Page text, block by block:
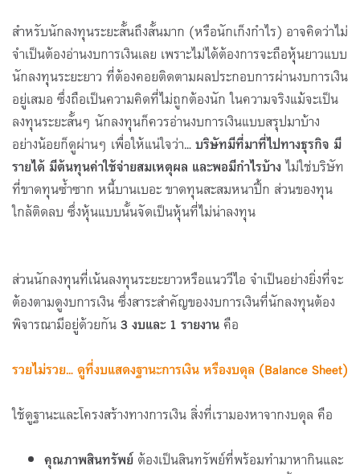
สำหรับนักลงทุนระยะสั้นถึงสั้นมาก (หรือนักเก็งกำไร) อาจคิดว่าไม่
จำเป็นต้องอ่านงบการเงินเลย เพราะไม่ได้ต้องการจะถือหุ้นยาวแบบ
นักลงทุนระยะยาว ที่ต้องคอยติดตามผลประกอบการผ่านงบการเงิน
อยู่เสมอ ซึ่งถือเป็นความคิดที่ไม่ถูกต้องนัก ในความจริงแม้จะเป็น
ลงทุนระยะสั้นๆ นักลงทุนก็ควรอ่านงบการเงินแบบสรุปมาบ้าง
อย่างน้อยก็ดูผ่านๆ เพื่อให้แน่ใจว่า...บริษัทมีที่มาที่ไปทางธุรกิจ มี
รายได้ มีต้นทุนค่าใช้จ่ายสมเหตุผล และพอมีกำไรบ้างไม่ใช่บริษัท
ที่ขาดทุนซ้ำซาก หนี้บานเบอะ ขาดทุนสะสมหนาปึ้ก ส่วนของทุน
ใกล้ติดลบ ซึ่งหุ้นแบบนั้นจัดเป็นหุ้นที่ไม่น่าลงทุน
ส่วนนักลงทุนที่เน้นลงทุนระยะยาวหรือแนววีไอ จำเป็นอย่างยิ่งที่จะ
ต้องตามดูงบการเงิน ซึ่งสาระสำคัญของงบการเงินที่นักลงทุนต้อง
พิจารณามีอยู่ด้วยกัน3 งบและ 1 รายงาน คือ
รวยไม่รวย... ดูที่งบแสดงฐานะการเงิน หรืองบดุล (Balance Sheet)
ใช้ดูฐานะและโครงสร้างทางการเงิน สิ่งที่เรามองหาจากงบดุล คือ
คุณภาพสินทรัพย์ ต้องเป็นสินทรัพย์ที่พร้อมทำมาหากินและ